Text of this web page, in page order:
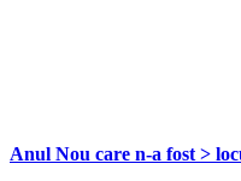
Anul Nou care n-a fost >